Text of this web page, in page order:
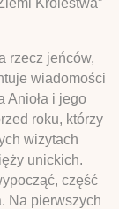
rzecz jeńców,
wiadomości
Anioła i jego
roku, którzy
wizytach
unickich.
część
Na pierwszych